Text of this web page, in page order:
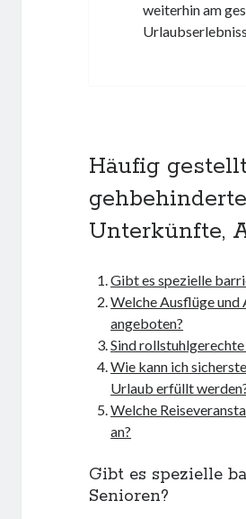
weiterhin am
Häufig
Unterkünfte,
Gibt es spezielle
Welche Ausflüge
angeboten?
Sind
Wie kann ich
Urlaub erfüllt
Welche
an?
Gibt es spezielle
Senioren?